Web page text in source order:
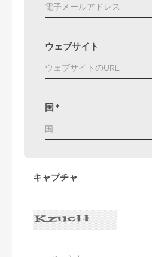
ウェブサイト
国 *
キャプチャ